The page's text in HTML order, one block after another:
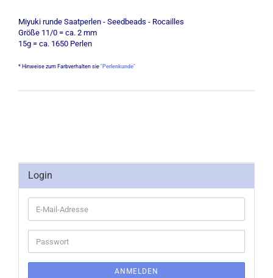
Miyuki runde Saatperlen - Seedbeads - Rocailles
Größe 11/0 = ca. 2 mm
15g = ca. 1650 Perlen
* Hinweise zum Farbverhalten sie "Perlenkunde"
Login
E-
Mail-
Adresse
Passwort
ANMELDEN